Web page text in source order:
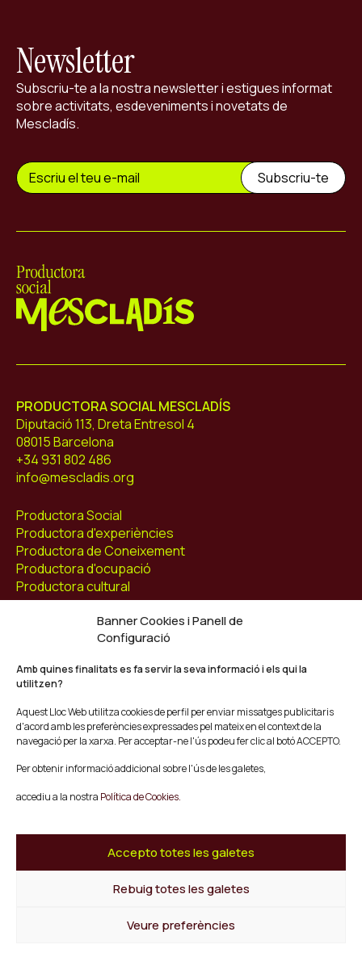
Banner Cookies i Panell de
Configuració
Amb quines finalitats es fa servir la seva informació i els qui la
utilitzen?
Aquest Lloc Web utilitza cookies de perfil per enviar missatges publicitaris
d'acord amb les preferències expressades pel mateix en el context de la
navegació per la xarxa. Per acceptar-ne l'ús podeu fer clic al botó ACCEPTO.
Per obtenir informació addicional sobre l'ús de les galetes,
accediu a la nostra Política de Cookies.
Accepto totes les galetes
Rebuig totes les galetes
Veure preferències
Newsletter
Subscriu-te a la nostra newsletter i estigues informat
sobre activitats, esdeveniments i novetats de
Mescladís.
PRODUCTORA SOCIAL MESCLADÍS
Diputació 113, Dreta Entresol 4
08015 Barcelona
+34 931 802 486
info@mescladis.org
Productora Social
Productora d'experiències
Productora de Coneixement
Productora d'ocupació
Productora cultural
Facebook
Instagram
Twitter/X
FAQ
Política de privadesa i Cookies
Termes i Condicions de Compra